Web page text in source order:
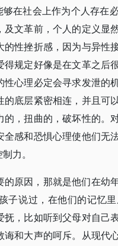
在社会上作为个人存在
文革前，个人的定义显
性挫折感，因为与异性
规定好像是在文革之后
心理必定会寻求发泄的
底层紧密相连，并且可
，扭曲的，破坏性的。
感和恐惧心理使他们无
力。
原因，那就是他们在幼
子说过，在他们的记忆
，比如听到父母对自己
和大声的呵斥。从现代